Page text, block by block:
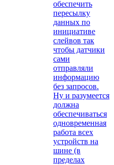
обеспечить
пересылку
данных по
инициативе
слейвов так
чтобы датчики
сами
отправляли
информацию
без запросов.
Ну и разумеется
должна
обеспечиваться
одновременная
работа всех
устройств на
шине (в
пределах